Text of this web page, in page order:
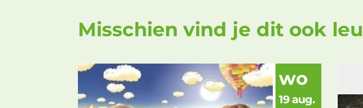
Misschien vind je dit ook
wo
19 aug.